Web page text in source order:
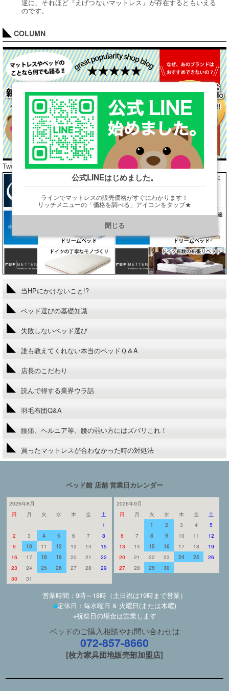
逆に、それほど『えげつないマットレス』が存在するともいえる
のです。
COLUMN
Tweets by araibed300
当HPにかけないこと!?
ベッド選びの基礎知識
失敗しないベッド選び
誰も教えてくれない本当のベッドＱ＆A
店長のこだわり
読んで得する業界ウラ話
羽毛布団Q&A
腰痛、ヘルニア等、腰の弱い方にはズバリこれ！
買ったマットレスが合わなかった時の対処法
ベッド館 店舗 営業日カレンダー
2026年8月
日
月 火 水 木 金
土
1
2
3 4 5 6 7
8
9
10 11 12 13 14
15
16
17 18 19 20 21
22
23
24 25 26 27 28
29
30
31
2026年9月
日
月 火 水 木 金
土
1
2 3 4
5
6
7 8 9 10 11
12
13
14 15 16 17 18
19
20
21 22 23 24 25
26
27
28 29 30
営業時間：9時～18時（土日祝は19時まで営業）
■定休日：毎水曜日 & 火曜日(または木曜)
※祝祭日の場合は営業します
ベッドのご購入相談やお問い合わせは
072-857-8660
[枚方家具団地販売部加盟店]
公式LINEはじめました。
ラインでマットレスの販売価格がすぐにわかります！
リッチメニューの「価格を調べる」アイコンをタップ★
https://line.me/R/ti/p/@901ptzjz
閉じる